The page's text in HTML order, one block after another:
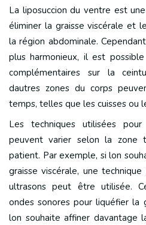
La liposuccion du ventre est
éliminer la graisse viscérale et
la région abdominale.
plus harmonieux, il est
complémentaires sur la
dautres zones du corps
temps, telles que les cuisses ou
Les techniques utilisées
peuvent varier selon la
patient. Par exemple, si lon
graisse viscérale, une
ultrasons peut être utilisée.
ondes sonores pour liquéfier la
lon souhaite affiner davantage